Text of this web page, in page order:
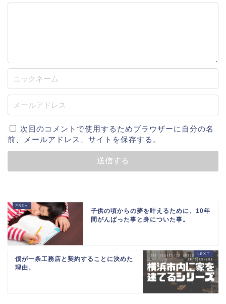
次回のコメントで使用するためブラウザーに自分の名
前、メールアドレス、サイトを保存する。
子供の頃からの夢を叶えるために、10年
間がんばった事と身についた事。
僕が一条工務店と契約することに決めた
理由。